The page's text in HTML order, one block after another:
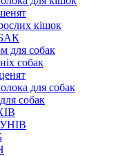
кішок
для собак
собак
для собак
собак